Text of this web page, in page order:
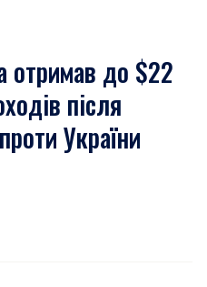
отримав до $22
після
України